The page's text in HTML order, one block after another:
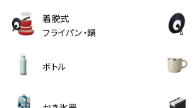
着脱式
フライパン・鍋
ボトル